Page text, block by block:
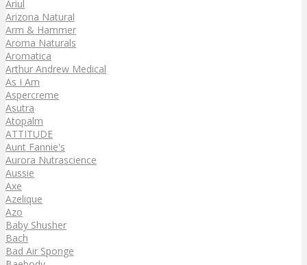
Ariul
Arizona Natural
Arm & Hammer
Aroma Naturals
Aromatica
Arthur Andrew Medical
As I Am
Aspercreme
Asutra
Atopalm
ATTITUDE
Aunt Fannie's
Aurora Nutrascience
Aussie
Axe
Azelique
Azo
Baby Shusher
Bach
Bad Air Sponge